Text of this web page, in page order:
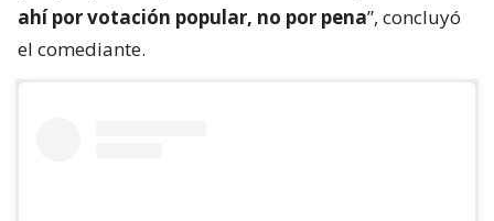
ahí por votación popular, no por pena”, concluyó
el comediante.